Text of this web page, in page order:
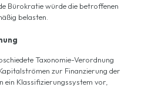
Bürokratie würde die betroffenen
belasten.
Taxonomie-Verordnung
zur Finanzierung der
Klassifizierungssystem vor,